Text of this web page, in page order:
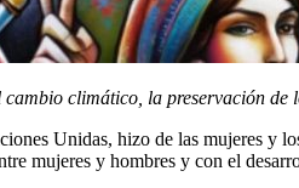
climático, la preservación de
Unidas, hizo de las mujeres y
mujeres y hombres y con el